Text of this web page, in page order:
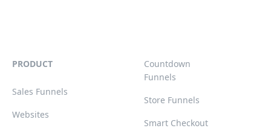
PRODUCT
Sales Funnels
Websites
Countdown
Funnels
Store Funnels
Smart Checkout